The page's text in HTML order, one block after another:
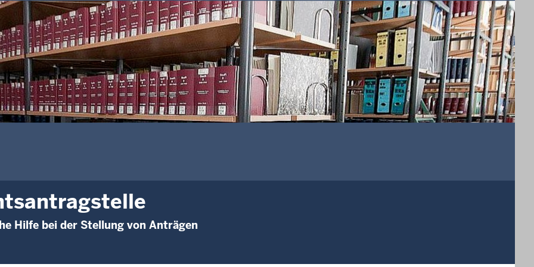
Hilfe bei der Stellung von Anträgen